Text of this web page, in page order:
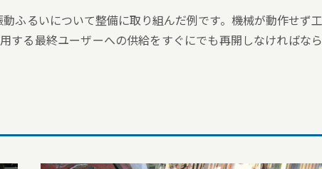
ふるいについて整備に取り組んだ例です。機械が動作せず工
する最終ユーザーへの供給をすぐにでも再開しなければなら